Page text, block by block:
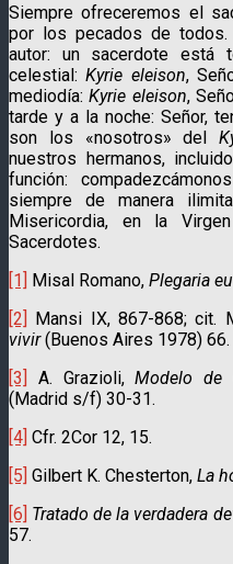
Siempre ofreceremos el
por los pecados de todos.
autor: un sacerdote está
celestial:Kyrie eleison,
mediodía:Kyrie eleison,
tarde y a la noche: Señor,
son los «nosotros» del
nuestros hermanos,
función:
siempre de manera
Misericordia, en la
Sacerdotes.
[1] Misal Romano, Plegaria
[2] Mansi IX, 867-868; cit.
vivir(Buenos Aires 1978) 66.
[3]
A. Grazioli,Modelo de
(Madrid s/f) 30-31.
[4] Cfr. 2Cor 12, 15.
[5] Gilbert K. Chesterton, La
[6] Tratado de la verdadera
57.